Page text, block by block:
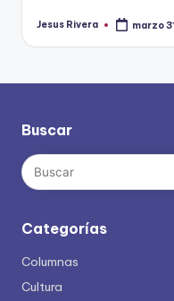
Publicado
Jesus Rivera marzo
Buscar
Categorías
Columnas
Cultura